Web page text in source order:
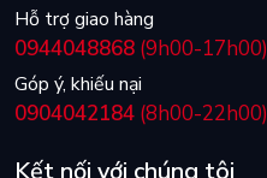
Hỗ trợ giao hàng
0944048868 (9h00-17h00)
Góp ý, khiếu nại
0904042184 (8h00-22h00)